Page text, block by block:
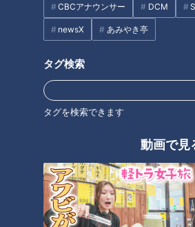
CBCアナウンサー DCM
newsX あみやき亭
タグ検索
タグを検索できます
動画で見
身近な生活情報から芸能、どこよりも詳
海3県にとことん寄り添う新しい報道・情
ホームページ
番組サイト
オススメ関連コンテンツ